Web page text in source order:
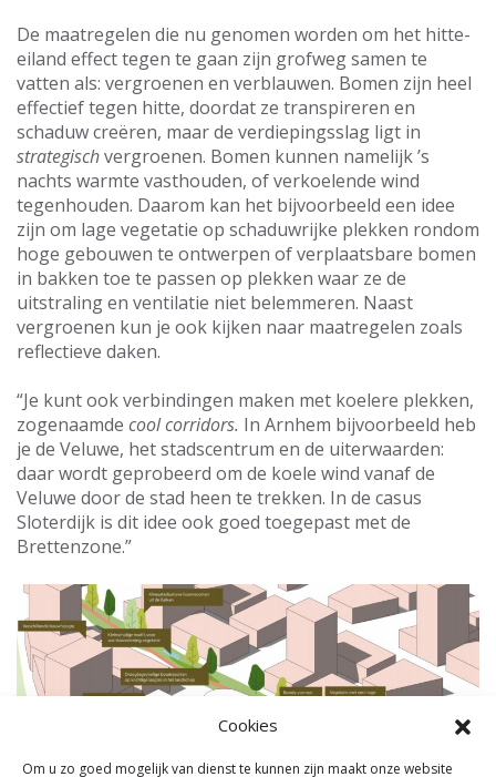
Cookies
Om u zo goed mogelijk van dienst te kunnen zijn maakt onze website
De maatregelen die nu genomen worden om het hitte-
eiland effect tegen te gaan zijn grofweg samen te
vatten als: vergroenen en verblauwen. Bomen zijn heel
effectief tegen hitte, doordat ze transpireren en
schaduw creëren, maar de verdiepingsslag ligt in
strategischvergroenen. Bomen kunnen namelijk ’s
nachts warmte vasthouden, of verkoelende wind
tegenhouden. Daarom kan het bijvoorbeeld een idee
zijn om lage vegetatie op schaduwrijke plekken rondom
hoge gebouwen te ontwerpen of verplaatsbare bomen
in bakken toe te passen op plekken waar ze de
uitstraling en ventilatie niet belemmeren. Naast
vergroenen kun je ook kijken naar maatregelen zoals
reflectieve daken.
“Je kunt ook verbindingen maken met koelere plekken,
zogenaamde cool corridors. In Arnhem bijvoorbeeld heb
je de Veluwe, het stadscentrum en de uiterwaarden:
daar wordt geprobeerd om de koele wind vanaf de
Veluwe door de stad heen te trekken. In de casus
Sloterdijk is dit idee ook goed toegepast met de
Brettenzone.”